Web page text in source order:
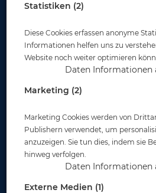
Mares - Cruise Beach Bag
Statistiken (2)
Diese Cookies erfassen anonyme
Informationen helfen uns zu
Website noch weiter optimieren
Daten Informationen
Marketing (2)
Marketing Cookies werden von
Publishern verwendet, um
anzuzeigen. Sie tun dies, indem sie
hinweg verfolgen.
Daten Informationen
Externe Medien (1)